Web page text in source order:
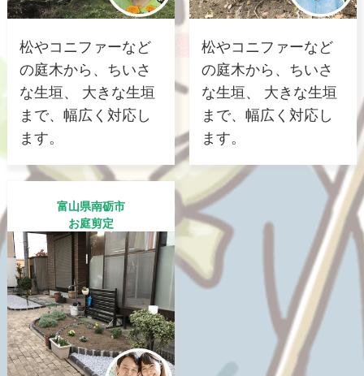
松やコニファーなど
の庭木から、ちいさ
な生垣、 大きな生垣
まで、幅広く対応し
ます。
松やコニファーなど
の庭木から、ちいさ
な生垣、 大きな生垣
まで、幅広く対応し
ます。
富山県南砺市
お庭剪定